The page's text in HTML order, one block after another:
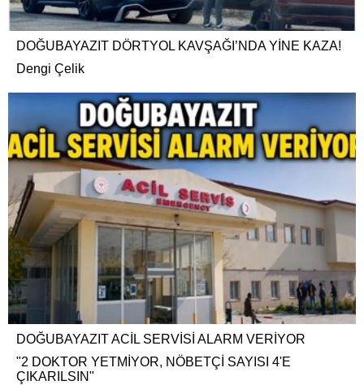
DOĞUBAYAZIT DÖRTYOL KAVŞAĞI’NDA YİNE KAZA!
Dengi Çelik
DOĞUBAYAZIT ACİL SERVİSİ ALARM VERİYOR
"2 DOKTOR YETMİYOR, NÖBETÇİ SAYISI 4'E
ÇIKARILSIN"